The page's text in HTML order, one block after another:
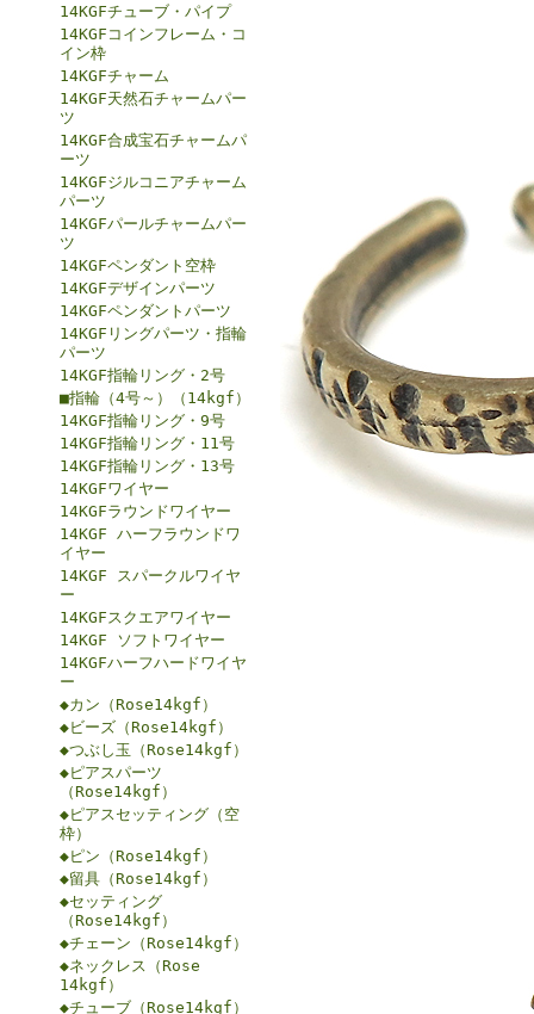
14KGFチューブ・パイプ
14KGFコインフレーム・コ
イン枠
14KGFチャーム
14KGF天然石チャームパー
ツ
14KGF合成宝石チャームパ
ーツ
14KGFジルコニアチャーム
パーツ
14KGFパールチャームパー
ツ
14KGFペンダント空枠
14KGFデザインパーツ
14KGFペンダントパーツ
14KGFリングパーツ・指輪
パーツ
14KGF指輪リング・2号
■指輪（4号～）（14kgf）
14KGF指輪リング・9号
14KGF指輪リング・11号
14KGF指輪リング・13号
14KGFワイヤー
14KGFラウンドワイヤー
14KGF ハーフラウンドワ
イヤー
14KGF スパークルワイヤ
ー
14KGFスクエアワイヤー
14KGF ソフトワイヤー
14KGFハーフハードワイヤ
ー
◆カン（Rose14kgf）
◆ビーズ（Rose14kgf）
◆つぶし玉（Rose14kgf）
◆ピアスパーツ
（Rose14kgf）
◆ピアスセッティング（空
枠）
◆ピン（Rose14kgf）
◆留具（Rose14kgf）
◆セッティング
（Rose14kgf）
◆チェーン（Rose14kgf）
◆ネックレス（Rose
14kgf）
◆チューブ（Rose14kgf）